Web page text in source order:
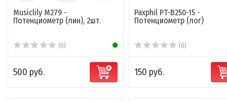
Musiclily M279 -
Потенциометр (лин), 2шт.
(0)
500 руб.
Paxphil PT-B250-15 -
Потенциометр (лог)
(0)
150 руб.